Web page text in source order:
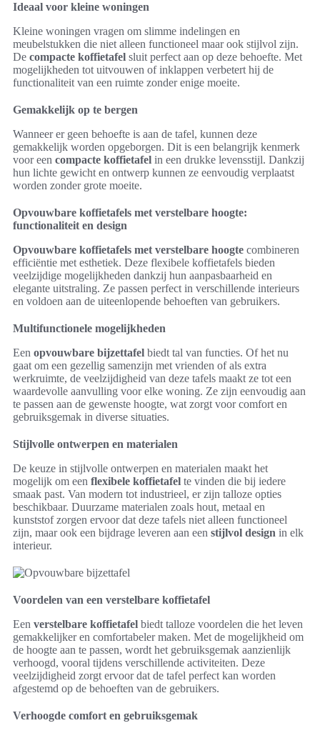
Ideaal voor kleine woningen
Kleine woningen vragen om slimme indelingen en
meubelstukken die niet alleen functioneel maar ook stijlvol zijn.
De compacte koffietafel sluit perfect aan op deze behoefte. Met
mogelijkheden tot uitvouwen of inklappen verbetert hij de
functionaliteit van een ruimte zonder enige moeite.
Gemakkelijk op te bergen
Wanneer er geen behoefte is aan de tafel, kunnen deze
gemakkelijk worden opgeborgen. Dit is een belangrijk kenmerk
voor een compacte koffietafel in een drukke levensstijl. Dankzij
hun lichte gewicht en ontwerp kunnen ze eenvoudig verplaatst
worden zonder grote moeite.
Opvouwbare koffietafels met verstelbare hoogte:
functionaliteit en design
Opvouwbare koffietafels met verstelbare hoogte combineren
efficiëntie met esthetiek. Deze flexibele koffietafels bieden
veelzijdige mogelijkheden dankzij hun aanpasbaarheid en
elegante uitstraling. Ze passen perfect in verschillende interieurs
en voldoen aan de uiteenlopende behoeften van gebruikers.
Multifunctionele mogelijkheden
Een opvouwbare bijzettafel biedt tal van functies. Of het nu
gaat om een gezellig samenzijn met vrienden of als extra
werkruimte, de veelzijdigheid van deze tafels maakt ze tot een
waardevolle aanvulling voor elke woning. Ze zijn eenvoudig aan
te passen aan de gewenste hoogte, wat zorgt voor comfort en
gebruiksgemak in diverse situaties.
Stijlvolle ontwerpen en materialen
De keuze in stijlvolle ontwerpen en materialen maakt het
mogelijk om een flexibele koffietafel te vinden die bij iedere
smaak past. Van modern tot industrieel, er zijn talloze opties
beschikbaar. Duurzame materialen zoals hout, metaal en
kunststof zorgen ervoor dat deze tafels niet alleen functioneel
zijn, maar ook een bijdrage leveren aan een stijlvol design in elk
interieur.
Voordelen van een verstelbare koffietafel
Een verstelbare koffietafel biedt talloze voordelen die het leven
gemakkelijker en comfortabeler maken. Met de mogelijkheid om
de hoogte aan te passen, wordt het gebruiksgemak aanzienlijk
verhoogd, vooral tijdens verschillende activiteiten. Deze
veelzijdigheid zorgt ervoor dat de tafel perfect kan worden
afgestemd op de behoeften van de gebruikers.
Verhoogde comfort en gebruiksgemak